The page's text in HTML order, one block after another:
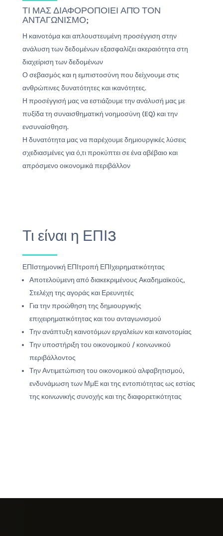
ΤΙ ΜΑΣ ΔΙΑΦΟΡΟΠΟΙΕΙ ΑΠΌ ΤΟΝ
ΑΝΤΑΓΩΝΙΣΜΟ;
Η καινοτόμα και απλουστευμένη προσέγγιση στην
ανάλυση των δεδομένων εξασφαλίζει ακεραιότητα στη
διαχείριση των δεδομένων
Ο σεβασμός και η εμπιστοσύνη που δείχνουμε στις
ανθρώπινες δυνατότητες και ικανότητες.
Η προσέγγισή μας να εστιάζουμε την ανάλυσή μας με
πυξίδα τη συναισθηματική νοημοσύνη (EQ) και την
ενσυναίσθηση.
Η δυνατότητα μας να παρέχουμε δημιουργικές λύσεις
σχεδιασμένες για ό,τι προκύπτει σε ένα αβέβαιο και
απρόσμενο οικονομικά περιβάλλον
Τι είναι η ΕΠΙ3
ΕΠΙστημονική ΕΠΙτροπή ΕΠΙχειρηματικότητας
Αποτελούμενη από διακεκριμένους Ακαδημαϊκούς,
Στελέχη της αγοράς και Ερευνητές
Για την προώθηση της δημιουργικής
επιχειρηματικότητας και του ανταγωνισμού
Την ανάπτυξη καινοτόμων εργαλείων και καινοτομίας
Την υποστήριξη του οικονομικού / κοινωνικού
περιβάλλοντος
Την Αντιμετώπιση του οικονομικού αλφαβητισμού,
ενδυνάμωση των ΜμΕ και της εντοπιότητας ως εστίας
της κοινωνικής συνοχής και της διαφορετικότητας